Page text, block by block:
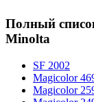
Полный
Minolta
SF 2002
Magicolor
Magicolor